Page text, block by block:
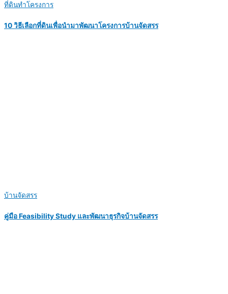
ที่ดินทำโครงการ
10 วิธีเลือกที่ดินเพื่อนำมาพัฒนาโครงการบ้านจัดสรร
บ้านจัดสรร
คู่มือ Feasibility Study และพัฒนาธุรกิจบ้านจัดสรร